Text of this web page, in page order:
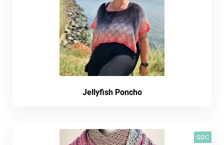
Jellyfish Poncho
SDC